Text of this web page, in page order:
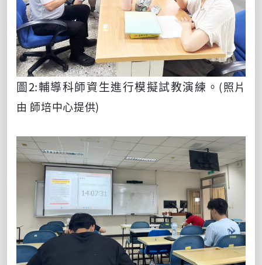
圖2:輔導科師資生進行模擬試教演練。 (照片
由 師培中心提供)